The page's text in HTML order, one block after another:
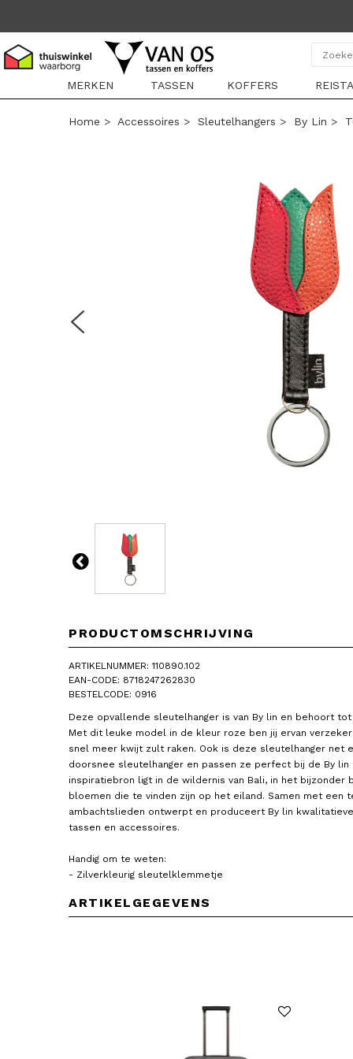
MERKEN
TASSEN KOFFERS
Home > Accessoires > Sleutelhangers > By Lin >
PRODUCTOMSCHRIJVING
ARTIKELNUMMER: 110890.102
EAN-CODE: 8718247262830
BESTELCODE: 0916
Deze opvallende sleutelhanger is van By lin en behoort
Met dit leuke model in de kleur roze ben jij ervan
snel meer kwijt zult raken. Ook is deze sleutelhanger net
doorsnee sleutelhanger en passen ze perfect bij de By lin
inspiratiebron ligt in de wildernis van Bali, in het bijzonder
bloemen die te vinden zijn op het eiland. Samen met een
ambachtslieden ontwerpt en produceert By lin
tassen en accessoires.
Handig om te weten:
- Zilverkleurig sleutelklemmetje
ARTIKELGEGEVENS
BY LIN
Sleutelhanger Tulip